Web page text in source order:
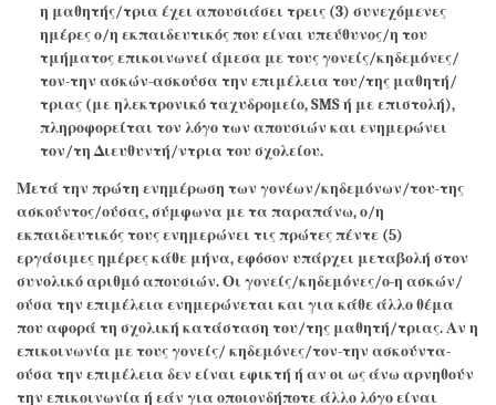
η μαθητής/τρια έχει απουσιάσει τρεις (3) συνεχόμενες
ημέρες ο/η εκπαιδευτικός που είναι υπεύθυνος/η του
τμήματος επικοινωνεί άμεσα με τους γονείς/κηδεμόνες/
τον-την ασκών-ασκούσα την επιμέλεια του/της μαθητή/
τριας (με ηλεκτρονικό ταχυδρομείο, SMS ή με επιστολή),
πληροφορείται τον λόγο των απουσιών και ενημερώνει
τον/τη Διευθυντή/ντρια του σχολείου.
Μετά την πρώτη ενημέρωση των γονέων/κηδεμόνων/του-της
ασκούντος/ούσας, σύμφωνα με τα παραπάνω, ο/η
εκπαιδευτικός τους ενημερώνει τις πρώτες πέντε (5)
εργάσιμες ημέρες κάθε μήνα, εφόσον υπάρχει μεταβολή στον
συνολικό αριθμό απουσιών. Οι γονείς/κηδεμόνες/ο-η ασκών/
ούσα την επιμέλεια ενημερώνεται και για κάθε άλλο θέμα
που αφορά τη σχολική κατάσταση του/της μαθητή/τριας. Αν η
επικοινωνία με τους γονείς/ κηδεμόνες/τον-την ασκούντα-
ούσα την επιμέλεια δεν είναι εφικτή ή αν οι ως άνω αρνηθούν
την επικοινωνία ή εάν για οποιονδήποτε άλλο λόγο είναι